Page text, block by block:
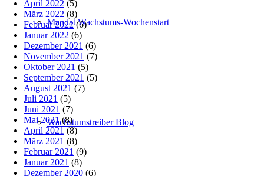
Mandat Wachstums-Wochenstart
Wachstumstreiber Blog
April 2022 (5)
März 2022 (8)
Februar 2022(6)
Januar 2022 (6)
Dezember 2021 (6)
November 2021 (7)
Oktober 2021 (5)
September 2021 (5)
August 2021 (7)
Juli 2021 (5)
Juni 2021 (7)
Mai 2021(8)
April 2021 (8)
März 2021 (8)
Februar 2021 (9)
Januar 2021 (8)
Dezember 2020 (6)